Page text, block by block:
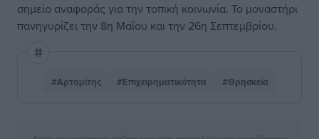
σημείο αναφοράς για την τοπική κοινωνία. Το μοναστήρι
πανηγυρίζει την 8η Μαΐου και την 26η Σεπτεμβρίου.
#Αρταμίτης #Επιχειρηματικότητα #Θρησκεία